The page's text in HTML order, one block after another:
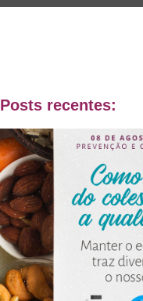
Posts recentes: